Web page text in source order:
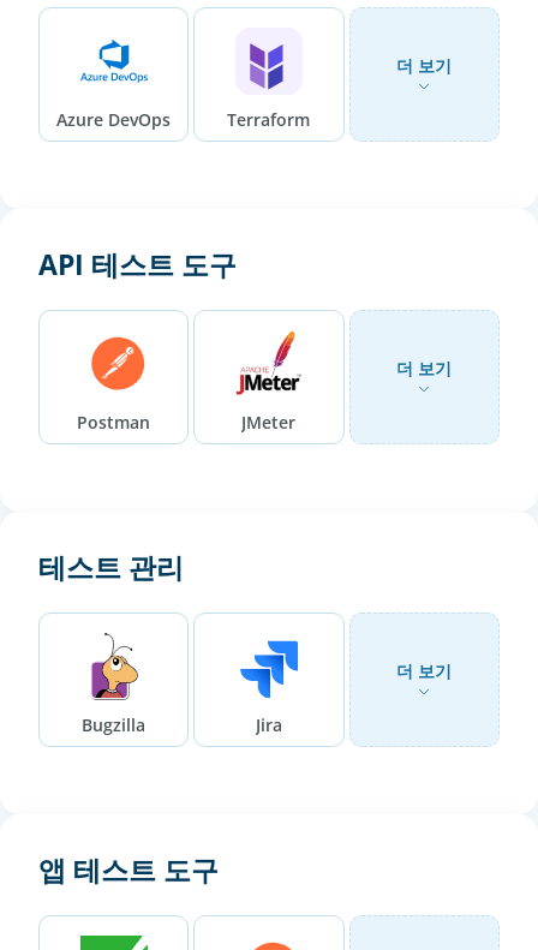
Azure DevOps Terraform
더 보기
API 테스트 도구
Postman JMeter
더 보기
테스트 관리
Bugzilla Jira
더 보기
앱 테스트 도구